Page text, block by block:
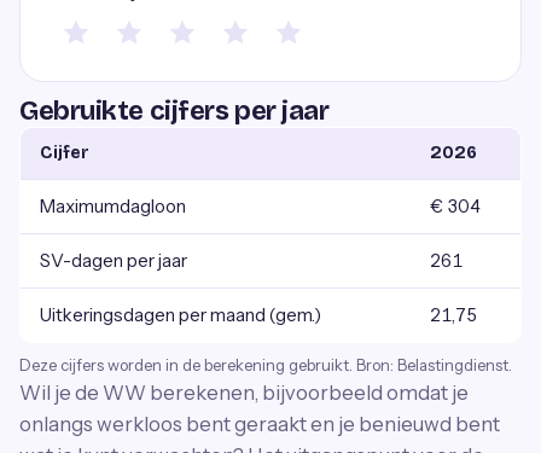
Gebruikte cijfers per jaar
Cijfer 2026
Maximumdagloon € 304
SV-dagen per jaar 261
Uitkeringsdagen per maand (gem.) 21,75
Deze cijfers worden in de berekening gebruikt. Bron: Belastingdienst.
Wil je de WW berekenen, bijvoorbeeld omdat je
onlangs werkloos bent geraakt en je benieuwd bent